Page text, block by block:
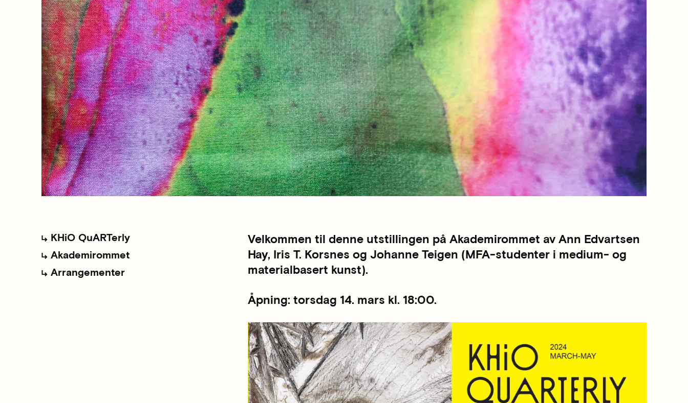
KHiO QuARTerly
Akademirommet
Arrangementer
Velkommen til denne utstillingen på Akademirommet av Ann Edvartsen
Hay, Iris T. Korsnes og Johanne Teigen (MFA-studenter i medium- og
materialbasert kunst).
Åpning: torsdag 14. mars kl. 18:00.